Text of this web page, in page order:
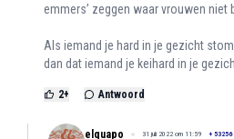
emmers’ zeggen waar vrouwen niet
Als iemand je hard in je gezicht
dan dat iemand je keihard in je
2+ Antwoord
elguapo 31 juli 2022 om 11:59 + 53256